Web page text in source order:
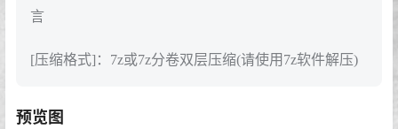
言
[压缩格式]：7z或7z分卷双层压缩(请使用7z软件解压)
预览图